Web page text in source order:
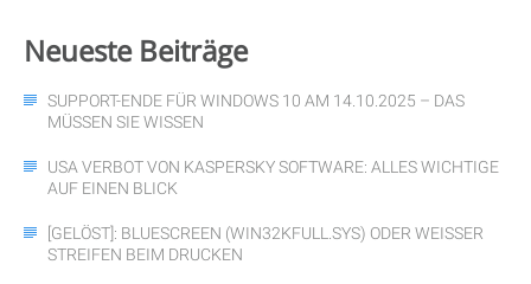
Neueste Beiträge
SUPPORT-ENDE FÜR WINDOWS 10 AM 14.10.2025 – DAS
MÜSSEN SIE WISSEN
USA VERBOT VON KASPERSKY SOFTWARE: ALLES WICHTIGE
AUF EINEN BLICK
[GELÖST]: BLUESCREEN (WIN32KFULL.SYS) ODER WEISSER S
TREIFEN BEIM DRUCKEN